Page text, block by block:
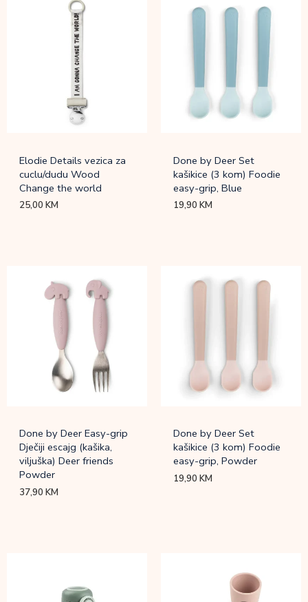
Elodie Details vezica za
cuclu/dudu Wood
Change the world
25,00KM
Done by Deer Set
kašikice (3 kom) Foodie
easy-grip, Blue
19,90KM
Done by Deer Easy-grip
Dječiji escajg (kašika,
viljuška) Deer friends
Powder
37,90KM
Done by Deer Set
kašikice (3 kom) Foodie
easy-grip, Powder
19,90KM